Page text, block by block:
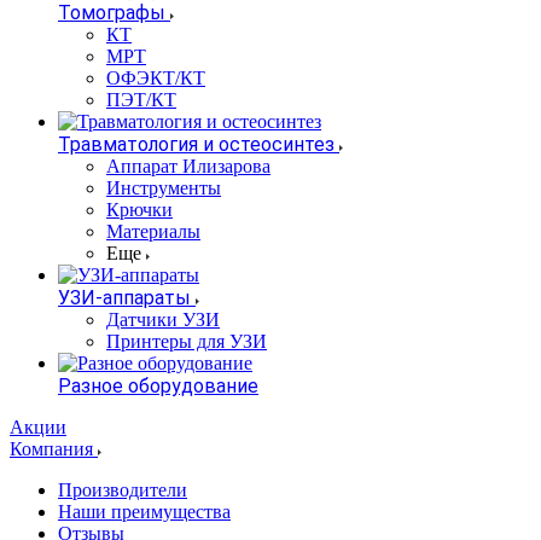
Томографы
КТ
МРТ
ОФЭКТ/КТ
ПЭТ/КТ
Травматология и остеосинтез
Аппарат Илизарова
Инструменты
Крючки
Материалы
Еще
УЗИ-аппараты
Датчики УЗИ
Принтеры для УЗИ
Разное оборудование
Акции
Компания
Производители
Наши преимущества
Отзывы